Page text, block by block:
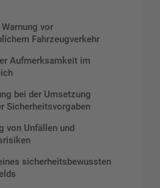
vor
Fahrzeugverkehr
Aufmerksamkeit im
bei der Umsetzung
Sicherheitsvorgaben
von Unfällen und
sicherheitsbewussten